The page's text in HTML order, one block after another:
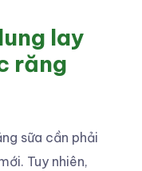
lay
răng
sữa cần phải
Tuy nhiên,